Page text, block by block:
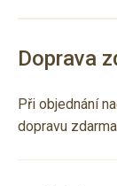
Doprava
Při objednání
dopravu